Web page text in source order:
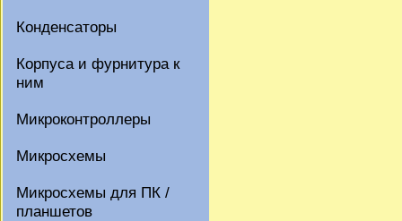
Конденсаторы
Корпуса и фурнитура к
ним
Микроконтроллеры
Микросхемы
Микросхемы для ПК /
планшетов